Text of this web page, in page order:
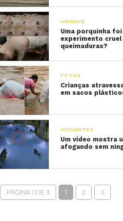
ANIMAIS
Uma porquinha
experimento cruel
queimaduras?
FOTOS
Crianças
em sacos
ACIDENTES
Um vídeo mostra
afogando sem
PÁGINA 1 DE 3 1 2 3